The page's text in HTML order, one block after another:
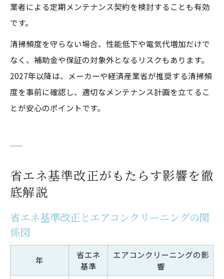
業者による定期メンテナンス契約を検討することも有効
です。
清掃頻度を守らない場合、性能低下や電気代増加だけで
なく、補助金や保証の対象外となるリスクもあります。
2027年以降は、メーカーや経済産業省が推奨する清掃頻
度を事前に確認し、適切なメンテナンス計画を立てるこ
とが安心のポイントです。
省エネ基準改正がもたらす影響を徹
底解説
省エネ基準改正とエアコンクリーニングの関
係図
年
省エネ
基準
エアコンクリーニングの影
響